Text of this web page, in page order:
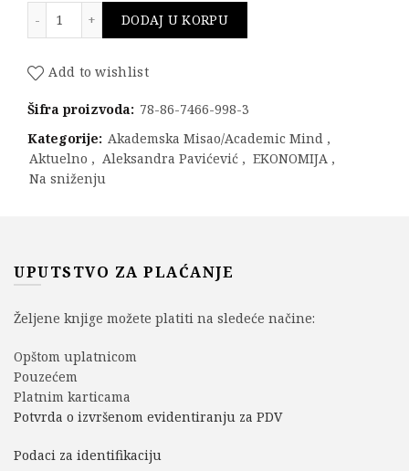
DODAJ U KORPU
Add to wishlist
Šifra proizvoda: 78-86-7466-998-3
Kategorije: Akademska Misao/Academic Mind ,
Aktuelno , Aleksandra Pavićević , EKONOMIJA ,
Na sniženju
UPUTSTVO ZA PLAĆANJE
Željene knjige možete platiti na sledeće načine:
Opštom uplatnicom
Pouzećem
Platnim karticama
Potvrda o izvršenom evidentiranju za PDV
Podaci za identifikaciju